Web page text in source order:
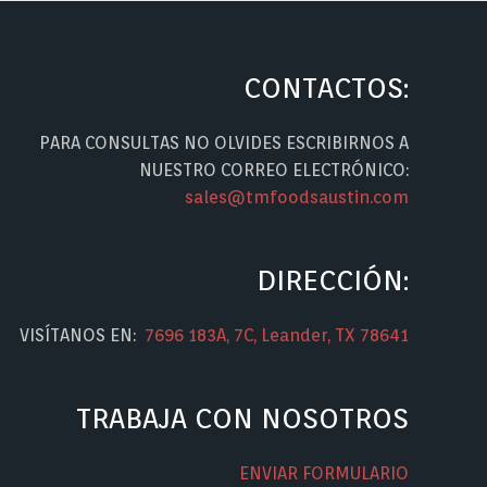
CONTACTOS:
PARA CONSULTAS NO OLVIDES ESCRIBIRNOS A
NUESTRO CORREO ELECTRÓNICO:
sales@tmfoodsaustin.com
DIRECCIÓN:
VISÍTANOS EN: 7696 183A, 7C, Leander, TX 78641
TRABAJA CON NOSOTROS
ENVIAR FORMULARIO